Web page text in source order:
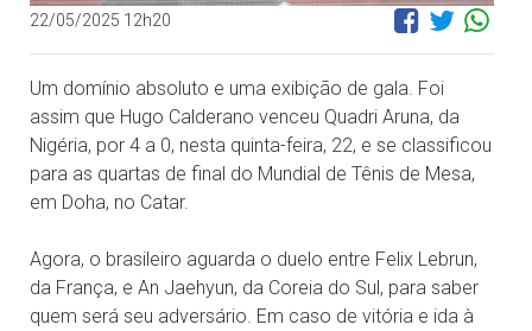
22/05/2025 12h20
Um domínio absoluto e uma exibição de gala. Foi
assim que Hugo Calderano venceu Quadri Aruna, da
Nigéria, por 4 a 0, nesta quinta-feira, 22, e se classificou
para as quartas de final do Mundial de Tênis de Mesa,
em Doha, no Catar.
Agora, o brasileiro aguarda o duelo entre Felix Lebrun,
da França, e An Jaehyun, da Coreia do Sul, para saber
quem será seu adversário. Em caso de vitória e ida à